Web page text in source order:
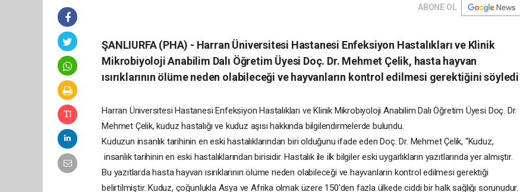
ABONE OL
ŞANLIURFA (PHA) - Harran Üniversitesi Hastanesi Enfeksiyon Hastalıkları ve Klinik
Mikrobiyoloji Anabilim Dalı Öğretim Üyesi Doç. Dr. Mehmet Çelik, hasta hayvan
ısırıklarının ölüme neden olabileceği ve hayvanların kontrol edilmesi gerektiğini söyledi
Harran Üniversitesi Hastanesi Enfeksiyon Hastalıkları ve Klinik Mikrobiyoloji Anabilim Dalı Öğretim Üyesi Doç. Dr.
Mehmet Çelik, kuduz hastalığı ve kuduz aşısı hakkında bilgilendirmelerde bulundu.
Kuduzun insanlık tarihinin en eski hastalıklarından biri olduğunu ifade eden Doç. Dr. Mehmet Çelik, “Kuduz,
insanlık tarihinin en eski hastalıklarından birisidir. Hastalık ile ilk bilgiler eski uygarlıkların yazıtlarında yer almıştır.
Bu yazıtlarda hasta hayvan ısırıklarının ölüme neden olabileceği ve hayvanların kontrol edilmesi gerektiği
belirtilmiştir. Kuduz, çoğunlukla Asya ve Afrika olmak üzere 150'den fazla ülkede ciddi bir halk sağlığı sorunudur.